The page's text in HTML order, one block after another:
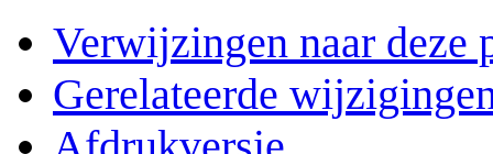
Verwijzingen naar deze
Gerelateerde